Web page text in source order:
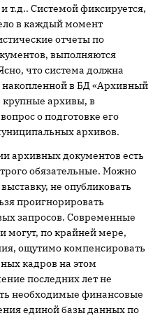
т.д.. Системой фиксируется,
в каждый момент
отчеты по
выполняются
что система должна
в БД «Архивный
архивы, в
о подготовке его
архивов.
архивных документов есть
обязательные. Можно
не опубликовать
проигнорировать
запросов. Современные
могут, по крайней мере,
ощутимо компенсировать
кадров на этом
последних лет не
необходимые финансовые
единой базы данных по